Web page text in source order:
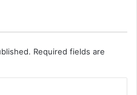
Required fields are